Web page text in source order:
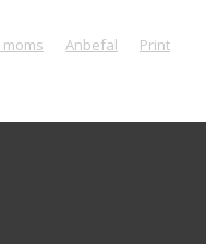
Anbefal Print